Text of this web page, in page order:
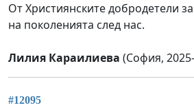
От Християнските добродетели
на поколенията след нас.
Лилия Караилиева (София,
#12095